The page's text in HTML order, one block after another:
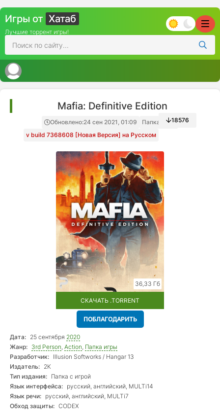
Игры от Хатаб
Лучшие торрент игры!
Mafia: Definitive Edition
Обновлено:24 сен 2021, 01:09
Папка игры
v build 7368608 [Новая Версия] на Русском
18576
36,33 Гб
СКАЧАТЬ .TORRENT
ПОБЛАГОДАРИТЬ
Дата: 25 сентября 2020
Жанр: 3rd Person, Action, Папка игры
Разработчик: Illusion Softworks / Hangar 13
Издатель: 2K
Тип издания: Папка с игрой
Язык интерфейса: русский, английский, MULTi14
Язык речи: русский, английский, MULTi7
Обход защиты: CODEX